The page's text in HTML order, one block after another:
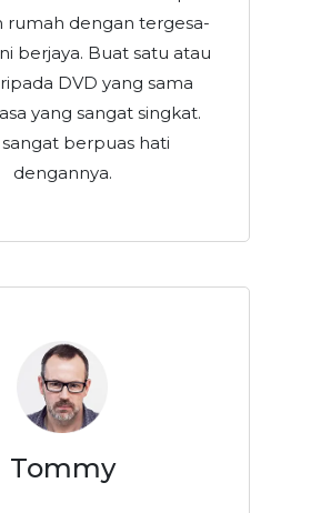
rumah dengan tergesa-
berjaya. Buat satu atau
DVD yang sama
yang sangat singkat.
berpuas hati
dengannya.
Tommy